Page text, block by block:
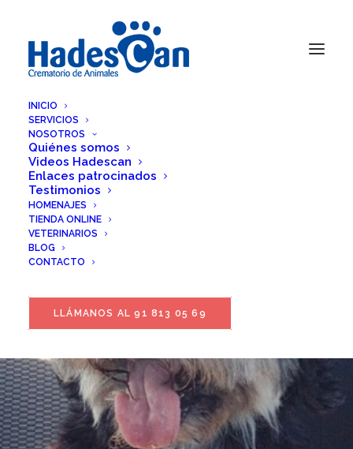
INICIO
SERVICIOS
NOSOTROS
Quiénes somos
Videos Hadescan
Enlaces patrocinados
Testimonios
HOMENAJES
TIENDA ONLINE
VETERINARIOS
BLOG
CONTACTO
LLÁMANOS AL 91 813 05 69